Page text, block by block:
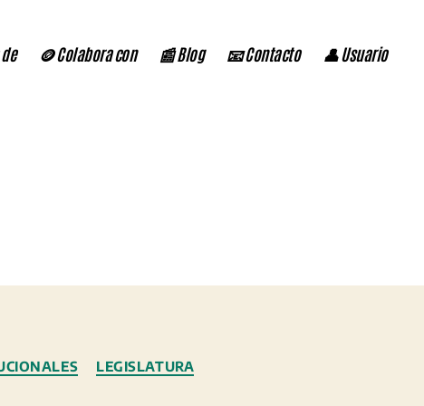
🪙 Colabora con 📰 Blog 📧 Contacto 👤 Usuario
LEGISLATURA